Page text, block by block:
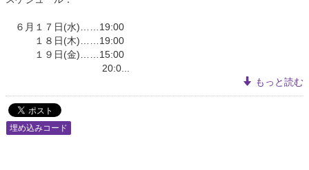
６月１７日(水)……19:00
１８日(木)……19:00
１９日(金)……15:00
20:0...
もっと読む
埋め込みコード